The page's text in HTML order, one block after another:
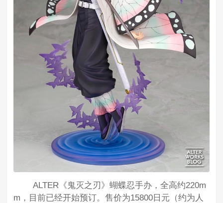
ALTER《鬼灭之刃》蝴蝶忍手办，全高约220m
m，目前已经开始预订。售价为15800日元（约为人